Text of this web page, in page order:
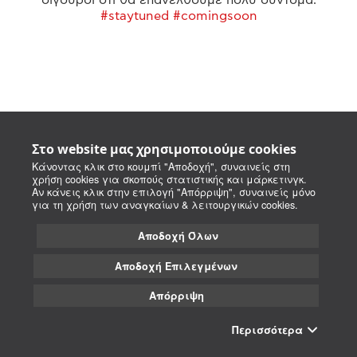
Στο website μας χρησιμοποιούμε cookies
Κάνοντας κλικ στο κουμπί "Αποδοχή", συναινείς στη
χρήση cookies για σκοπούς στατιστικής και μάρκετινγκ.
Αν κάνεις κλικ στην επιλογή "Απόρριψη", συναινείς μόνο
για τη χρήση των αναγκαίων & λειτουργικών cookies.
Αποδοχή Όλων
Αποδοχή Επιλεγμένων
Απόρριψη
Περισσότερα
#staytuned #comingsoon